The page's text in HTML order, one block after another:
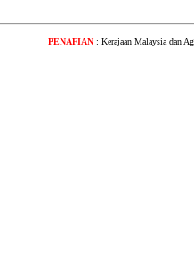
PENAFIAN : Kerajaan Malaysia dan